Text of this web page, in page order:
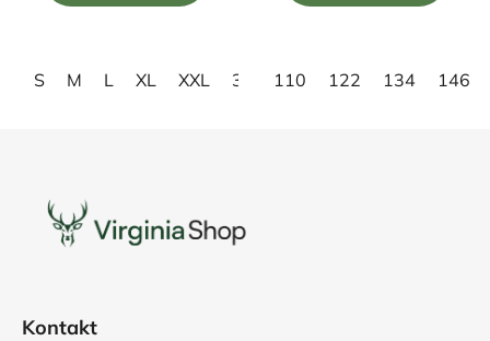
S M L XL XXL 3XL 4XL
110 122 134 146
Kontakt